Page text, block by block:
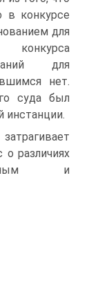
в конкурсе
для
конкурса
для
нет.
суда был
инстанции.
различиях
и